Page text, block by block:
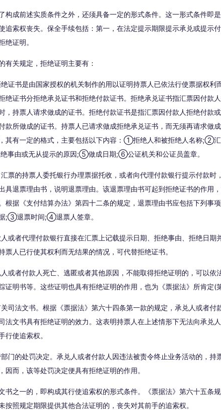
构成前述实质条件之外，还须具备一定的形式条件。这一形式条件即
追索权丧失。保全手续包括：第一，在法定提示期限提示承兑或提示
绝证明。
有关规定，拒绝证明主要有：
证书是由国家授权的机关制作的用以证明持票人已依法行使票据权利
绝证书分拒绝承兑证书和拒绝付款证书。拒绝承兑证书指汇票因付款
，持票人请求做成的证书。拒绝付款证书是指汇票因付款人拒绝付款
款所做成的证书。持票人已请求做成拒绝承兑证书，而无须再请求做
其有一定的格式，主要包括以下内容：①拒绝人和被拒绝人名称;②
由或无从提示的原因;⑤做成日期;⑥公证机关和公证员盖章。
票的持票人委托银行办理票据托收，或者向代理付款银行提示付款时
具退票理由书，说明退票理由。该退票理由书可起到拒绝证书的作用
根据《支付结算办法》第四十二条的规定，退票理由书应包括下列
;③退票时间;④退票人签章。
或者代理付款银行直接在汇票上记载提示日期、拒绝事由、拒绝日期
票人已行使其权利而无结果的情况，可代替拒绝证书。
或者付款人死亡、逃匿或者其他原因，不能取得拒绝证明的，可以依
证明书等。这些证明也具有拒绝证明的作用，也为《票据法》所肯定(
司法文书。根据《票据法》第六十四条第一款的规定，承兑人或者付
法文书具有拒绝证明的效力。这表明持票人在上述情形下无法向承兑
行使追索权。
门的处罚决定。承兑人或者付款人因违法被责令终止业务活动的，持
因而，该等处罚决定便具有拒绝证明的作用。
书之一的，即构成其行使追索权的形式条件。《票据法》第六十五条
按照规定期限提供其他合法证明的，丧失对其前手的追索权。